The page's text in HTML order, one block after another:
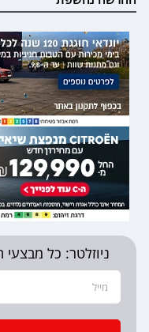
ניוזלטר: כל